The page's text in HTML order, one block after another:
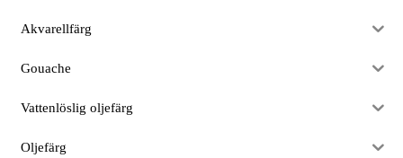
Akvarellfärg
Gouache
Vattenlöslig oljefärg
Oljefärg